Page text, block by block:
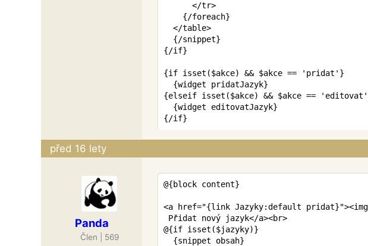
</tr>
{/foreach}
</table>
{/snippet}
{/if}
{if isset ($akce) && $akce == 'pridat' }
{widget pridatJazyk}
{elseif isset ($akce) && $akce == 'editovat'
{widget editovatJazyk}
{/if}
před 16 lety
Panda
Člen | 569
@{block content}
<a href="{link Jazyky:default pridat}"><img
Přidat nový jazyk</a><br>
@{if isset ($jazyky)}
{snippet obsah}